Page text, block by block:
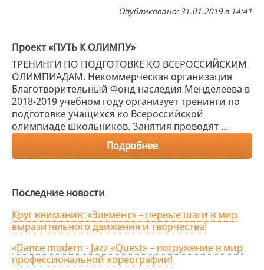
Опубликовано: 31.01.2019 в 14:41
Проект «ПУТЬ К ОЛИМПУ»
ТРЕНИНГИ ПО ПОДГОТОВКЕ КО ВСЕРОССИЙСКИМ
ОЛИМПИАДАМ. Некоммерческая организация
Благотворительный Фонд наследия Менделеева в
2018-2019 учебном году организует тренинги по
подготовке учащихся ко Всероссийской
олимпиаде школьников. Занятия проводят ...
Подробнее
Последние новости
Круг внимания: «Элемент» – первые шаги в мир
выразительного движения и творчества!
«Dance modern - Jazz «Quest» – погружение в мир
профессиональной хореографии!